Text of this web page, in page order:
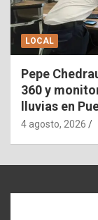
LOCAL
Pepe
360 y
lluvias en
4 agosto, 2026